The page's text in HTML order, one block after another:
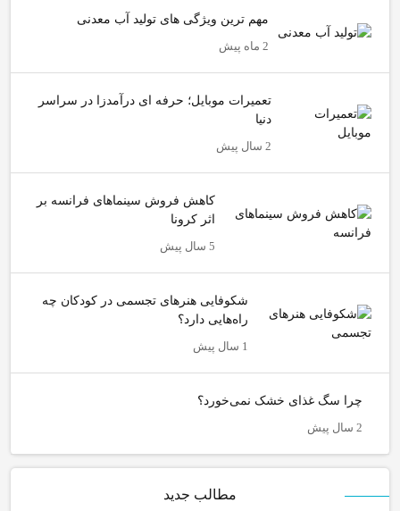
مهم ترین ویژگی های تولید آب معدنی
2 ماه پیش
تعمیرات موبایل؛ حرفه ای درآمدزا در سراسر
دنیا
2 سال پیش
کاهش فروش سینماهای فرانسه بر
اثر کرونا
5 سال پیش
شکوفایی هنرهای تجسمی در کودکان چه
راه‌هایی دارد؟
1 سال پیش
چرا سگ غذای خشک نمی‌خورد؟
2 سال پیش
مطالب جدید